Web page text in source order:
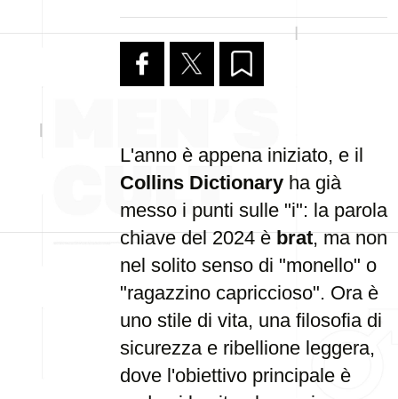
L'anno è appena iniziato, e il
Collins Dictionary ha già
messo i punti sulle "i": la parola
chiave del 2024 èbrat, ma non
nel solito senso di "monello" o
"ragazzino capriccioso". Ora è
uno stile di vita, una filosofia di
sicurezza e ribellione leggera,
dove l'obiettivo principale è